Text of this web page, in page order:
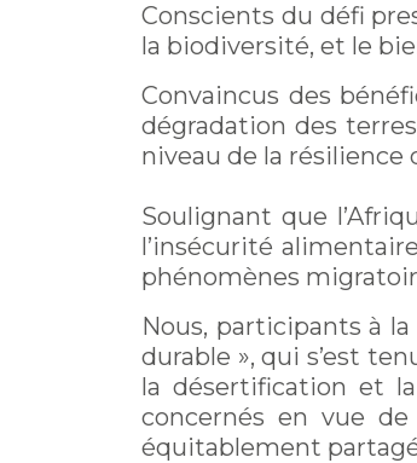
Conscients du défi
la biodiversité, et le
Convaincus des
dégradation des
niveau de la résilience
Soulignant que
l’insécurité
phénomènes
Nous, participants à
durable », qui s’est
la désertification et
concernés en vue
équitablement